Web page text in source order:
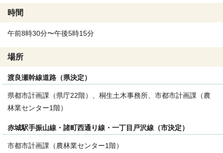
時間
午前8時30分〜午後5時15分
場所
渡良瀬幹線道路（県決定）
県都市計画課（県庁22階）、桐生土木事務所、市都市計画課（農
林業センター1階）
赤城駅手振山線・諸町西通り線・一丁目戸沢線（市決定）
市都市計画課（農林業センター1階）